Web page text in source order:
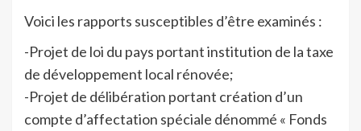
Voici les rapports susceptibles d’être examinés :
-Projet de loi du pays portant institution de la taxe
de développement local rénovée;
-Projet de délibération portant création d’un
compte d’affectation spéciale dénommé « Fonds